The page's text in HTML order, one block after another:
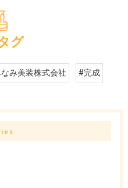
グ
み美装株式会社 #完成